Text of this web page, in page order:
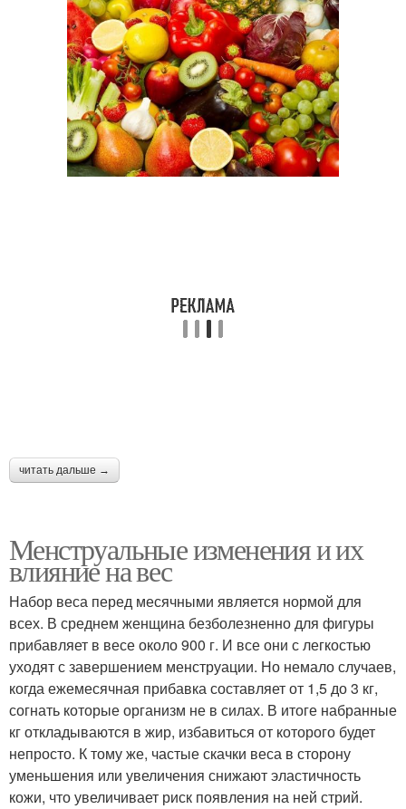
читать дальше →
Менструальные изменения и их
влияние на вес
Набор веса перед месячными является нормой для
всех. В среднем женщина безболезненно для фигуры
прибавляет в весе около 900 г. И все они с легкостью
уходят с завершением менструации. Но немало случаев,
когда ежемесячная прибавка составляет от 1,5 до 3 кг,
согнать которые организм не в силах. В итоге набранные
кг откладываются в жир, избавиться от которого будет
непросто. К тому же, частые скачки веса в сторону
уменьшения или увеличения снижают эластичность
кожи, что увеличивает риск появления на ней стрий.